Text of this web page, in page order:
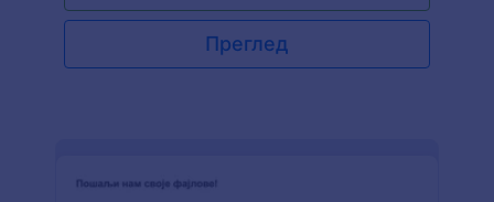
својих корисника већ данас!
Преглед